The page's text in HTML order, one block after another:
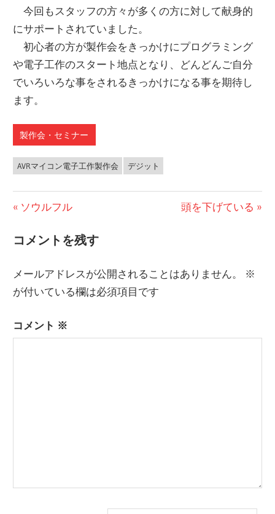
今回もスタッフの方々が多くの方に対して献身的
にサポートされていました。
初心者の方が製作会をきっかけにプログラミング
や電子工作のスタート地点となり、どんどんご自分
でいろいろな事をされるきっかけになる事を期待し
ます。
製作会・セミナー
AVRマイコン電子工作製作会 デジット
稿
ナ
ビ
ゲ
ー
前
投
ソウルフル
次
頭を下げている
コメントを残す
メールアドレスが公開されることはありません。
※
が付いている欄は必須項目です
コメント ※